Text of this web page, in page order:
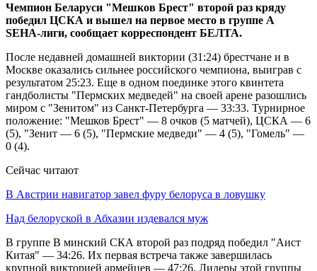
Чемпион Беларуси "Мешков Брест" второй раз кряду
победил ЦСКА и вышел на первое место в группе А
SEHA-лиги, сообщает корреспондент БЕЛТА.
После недавней домашней виктории (31:24) брестчане и в
Москве оказались сильнее российского чемпиона, выиграв с
результатом 25:23. Еще в одном поединке этого квинтета
гандболисты "Пермских медведей" на своей арене разошлись
миром с "Зенитом" из Санкт-Петербурга — 33:33. Турнирное
положение: "Мешков Брест" — 8 очков (5 матчей), ЦСКА — 6
(5), "Зенит — 6 (5), "Пермские медведи" — 4 (5), "Гомель" —
0 (4).
Сейчас читают
В Австрии навигатор завел фуру белоруса в ловушку
Над белоруской в Абхазии издевался муж
В группе В минский СКА второй раз подряд победил "Аист
Китая" — 34:26. Их первая встреча также завершилась
крупной викторией армейцев — 47:26. Лидеры этой группы